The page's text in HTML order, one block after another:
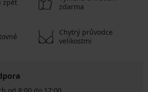
zpět
zdarma
Chytrý průvodce
velikostmi